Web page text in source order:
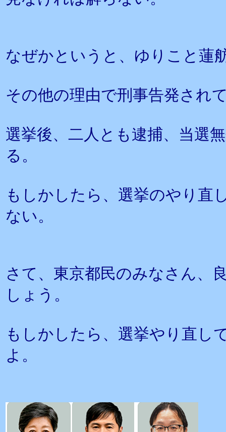
なぜかというと、ゆりこと蓮
その他の理由で刑事告発され
選挙後、二人とも逮捕、当選
る。
もしかしたら、選挙のやり直
ない。
さて、東京都民のみなさん、
しょう。
もしかしたら、選挙やり直し
よ。